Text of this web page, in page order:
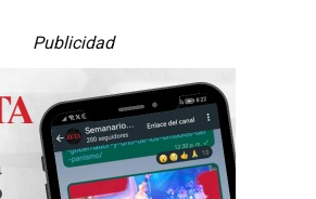
Publicidad